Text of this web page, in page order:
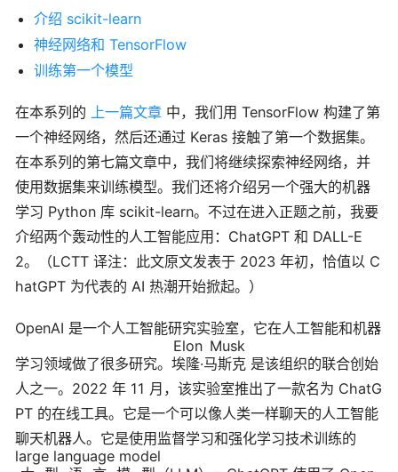
介绍 scikit-learn
神经网络和 TensorFlow
训练第一个模型
在本系列的 上一篇文章 中，我们用 TensorFlow 构建了第
一个神经网络，然后还通过 Keras 接触了第一个数据集。
在本系列的第七篇文章中，我们将继续探索神经网络，并
使用数据集来训练模型。我们还将介绍另一个强大的机器
学习 Python 库 scikit-learn。不过在进入正题之前，我要
介绍两个轰动性的人工智能应用：ChatGPT 和 DALL-E
2。（LCTT 译注：此文原文发表于 2023 年初，恰值以 C
hatGPT 为代表的 AI 热潮开始掀起。）
OpenAI 是一个人工智能研究实验室，它在人工智能和机器
学习领域做了很多研究。 埃隆·马斯克
Elon Musk
是该组织的联合创始
人之一。2022 年 11 月，该实验室推出了一款名为 ChatG
PT 的在线工具。它是一个可以像人类一样聊天的人工智能
聊天机器人。它是使用监督学习和强化学习技术训练的
large language model